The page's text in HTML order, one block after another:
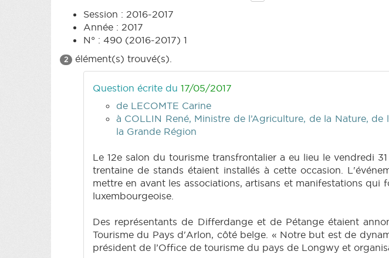
Session : 2016-2017
Année : 2017
N° : 490 (2016-2017) 1
2 élément(s) trouvé(s).
Question écrite du 17/05/2017
de LECOMTE Carine
à COLLIN René, Ministre de l’Agriculture, de la Nature,
la Grande Région
Le 12e salon du tourisme transfrontalier a eu lieu le vendredi
trentaine de stands étaient installés à cette occasion.
mettre en avant les associations, artisans et manifestations
luxembourgeoise.
Des représentants de Differdange et de Pétange étaient
Tourisme du Pays d'Arlon, côté belge. « Notre but est de
président de l’Office de tourisme du pays de Longwy et